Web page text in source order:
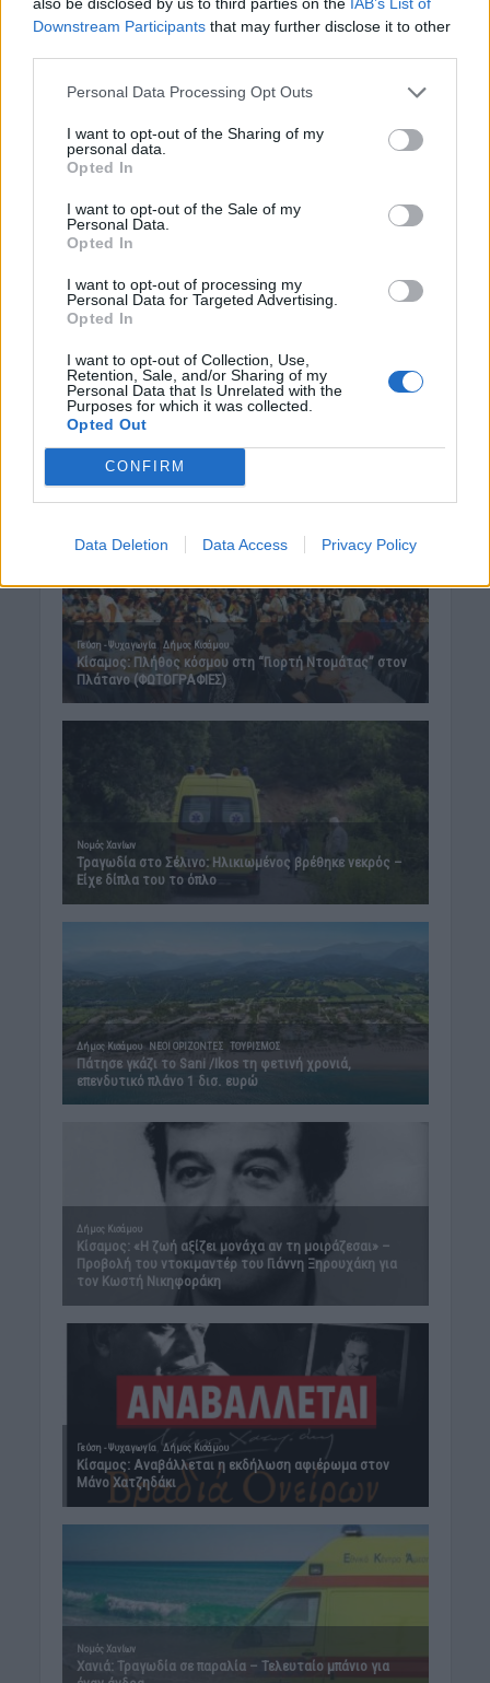
Downstream Participants that may further disclose it to other
Personal Data Processing Opt Outs
I want to opt-out of the Sharing of my
personal data.
Opted In
I want to opt-out of the Sale of my
Personal Data.
Opted In
I want to opt-out of processing my
Personal Data for Targeted Advertising.
Opted In
I want to opt-out of Collection, Use,
Retention, Sale, and/or Sharing of my
Personal Data that Is Unrelated with the
Purposes for which it was collected.
Opted Out
CONFIRM
Data Deletion Data Access Privacy Policy
παραγγέλνουμε
7 Αυγούστου 2026 21:13
«Στέρεψε» η αγορά από πινακίδες
παραμένουν αταξινόμητα
ΚΡΗΤΗ • ΝΕΟΙ ΟΡΙΖΟΝΤΕΣ • ΠΑΙΔΕΙΑ - ΕΚΠΑΙΔΕΥΣΗ
3,3 εκατ. ευρώ για το στεγαστικό
7 Αυγούστου 2026 21:03
Κρήτη: Σε “πορτοκαλί” συναγερμό
αύριο Σάββατο – Πολύ υψηλός
κίνδυνος πυρκαγιάς
Δημοφιλή αυτή την εβδομάδα